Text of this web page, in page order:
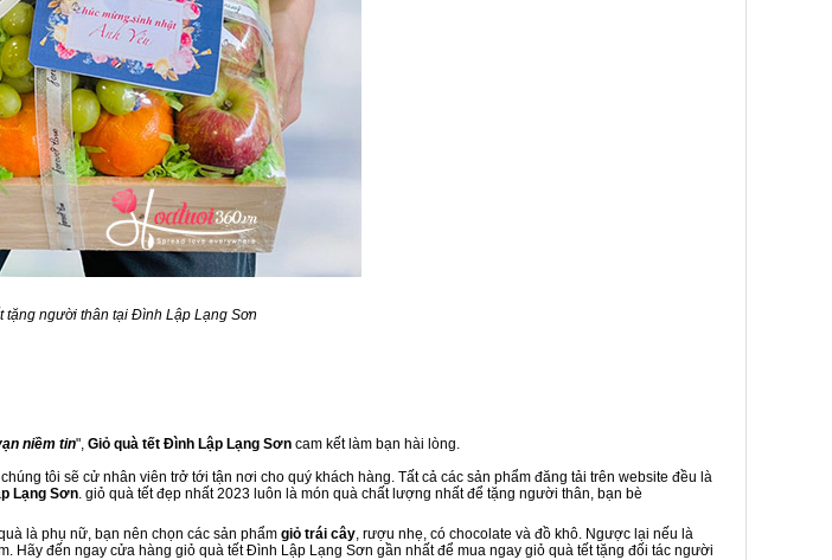
tặng người thân tại Đình Lập Lạng Sơn
niềm tin", Giỏ quà tết Đình Lập Lạng Sơn cam kết làm bạn hài lòng.
tôi sẽ cử nhân viên trở tới tận nơi cho quý khách hàng. Tất cả các sản phẩm đăng tải trên website đều là
Lạng Sơn. giỏ quà tết đẹp nhất 2023 luôn là món quà chất lượng nhất để tặng người thân, bạn bè
là phụ nữ, bạn nên chọn các sản phẩm giỏ trái cây, rượu nhẹ, có chocolate và đồ khô. Ngược lại nếu là
Hãy đến ngay cửa hàng giỏ quà tết Đình Lập Lạng Sơn gần nhất để mua ngay giỏ quà tết tặng đối tác người